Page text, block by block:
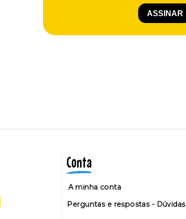
Conta
A minha conta
Perguntas e respostas - Dúvidas